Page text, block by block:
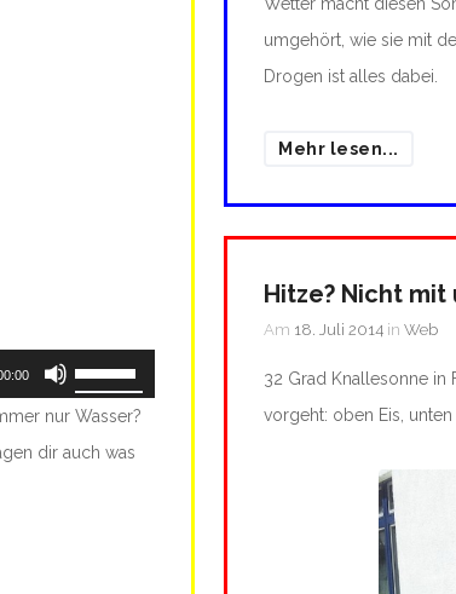
umgehört, wie sie mit
Drogen ist alles dabei.
Mehr lesen...
Pfeiltasten
Hoch/Runter
nur Wasser?
dir auch was
Hitze? Nicht mit
Am 18. Juli 2014 in Web
32 Grad Knallesonne in
vorgeht: oben Eis, unten